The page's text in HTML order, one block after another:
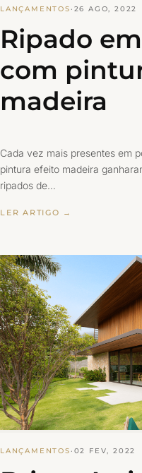
LANÇAMENTOS· 26 AGO, 2022
Ripado
com
madeira
Cada vez mais presentes em
pintura efeito madeira
ripados de…
LER ARTIGO →
LANÇAMENTOS· 02 FEV, 2022